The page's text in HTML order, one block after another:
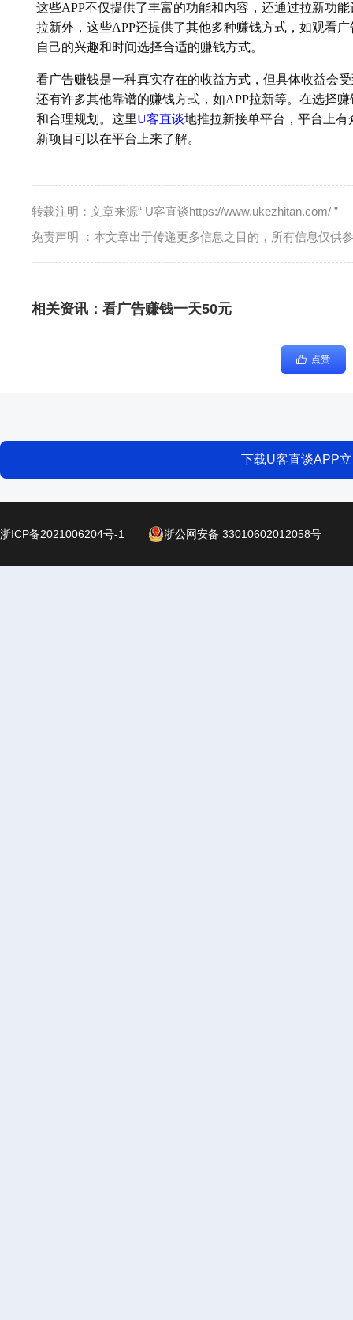
这些APP不仅提供了丰富的功能和内容，还通过拉新功
拉新外，这些APP还提供了其他多种赚钱方式，如观看
自己的兴趣和时间选择合适的赚钱方式。
看广告赚钱是一种真实存在的收益方式，但具体收益会
还有许多其他靠谱的赚钱方式，如APP拉新等。在选择
和合理规划。这里U客直谈地推拉新接单平台，平台上有
新项目可以在平台上来了解。
转载注明：文章来源“ U客直谈https://www.ukezhitan.com/ ”
免责声明 ：本文章出于传递更多信息之目的，所有信息仅供
相关资讯： 看广告赚钱一天50元
点赞
下载U客直谈APP
浙ICP备2021006204号-1 浙公网安备 33010602012058号